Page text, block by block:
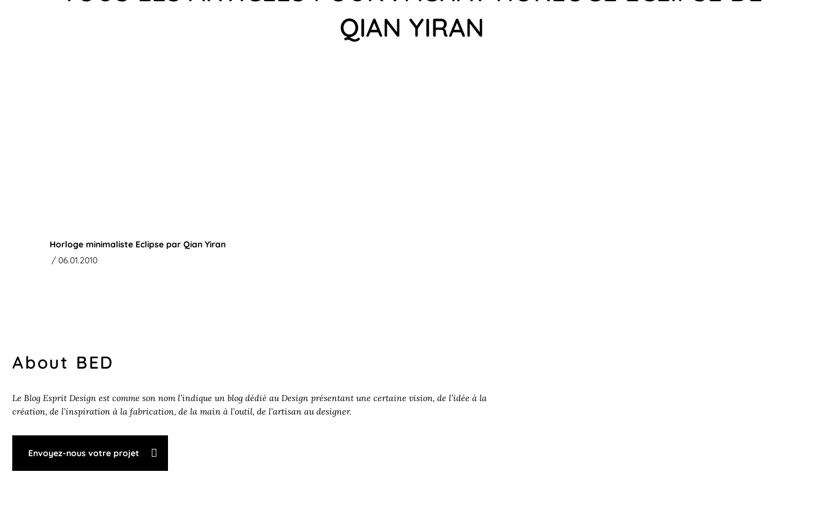
QIAN YIRAN
Horloge minimaliste Eclipse par Qian Yiran
/ 06.01.2010
About BED
Le Blog Esprit Design est comme son nom l’indique un blog dédié au Design présentant une certaine vision, de l’idée à la
création, de l’inspiration à la fabrication, de la main à l’outil, de l’artisan au designer.
Envoyez-nous votre projet